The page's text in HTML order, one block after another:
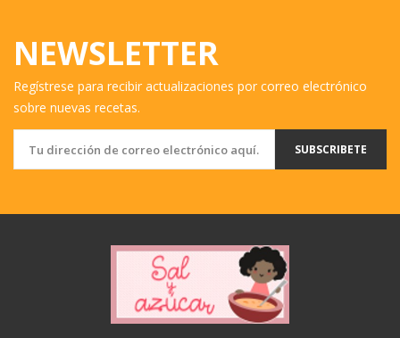
NEWSLETTER
Regístrese para recibir actualizaciones por correo electrónico
sobre nuevas recetas.
SUBSCRIBETE